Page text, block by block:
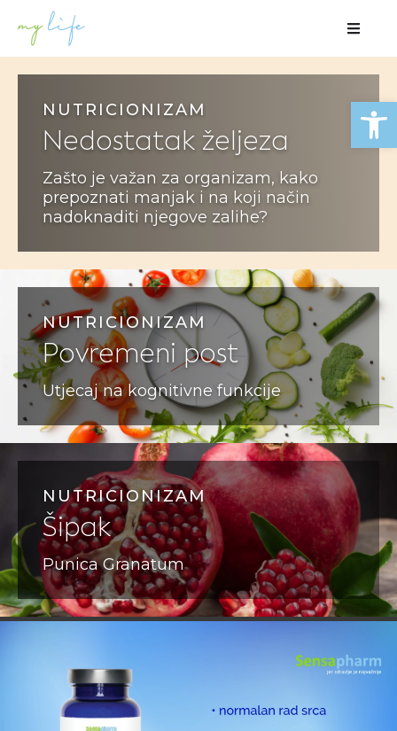
NUTRICIONIZAM
Nedostatak željeza
Zašto je važan za organizam, kako
prepoznati manjak i na koji način
nadoknaditi njegove zalihe?
NUTRICIONIZAM
Povremeni post
Utjecaj na kognitivne funkcije
NUTRICIONIZAM
Šipak
Punica Granatum